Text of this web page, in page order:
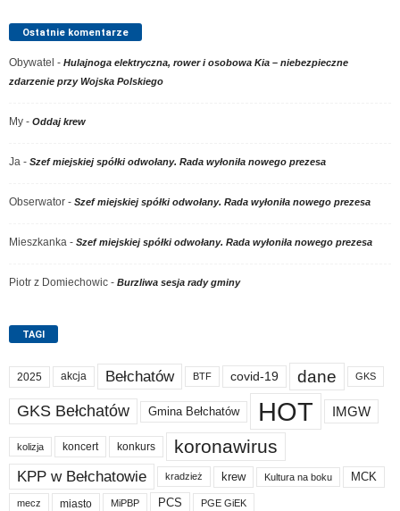
Ostatnie komentarze
Obywatel - Hulajnoga elektryczna, rower i osobowa Kia – niebezpieczne
zdarzenie przy Wojska Polskiego
My - Oddaj krew
Ja - Szef miejskiej spółki odwołany. Rada wyłoniła nowego prezesa
Obserwator - Szef miejskiej spółki odwołany. Rada wyłoniła nowego prezesa
Mieszkanka - Szef miejskiej spółki odwołany. Rada wyłoniła nowego prezesa
Piotr z Domiechowic - Burzliwa sesja rady gminy
TAGI
2025 akcja Bełchatów BTF covid-19 dane GKS
GKS Bełchatów Gmina Bełchatów HOT IMGW
kolizja koncert konkurs koronawirus
KPP w Bełchatowie kradzież krew Kultura na boku MCK
mecz miasto MiPBP PCS PGE GiEK